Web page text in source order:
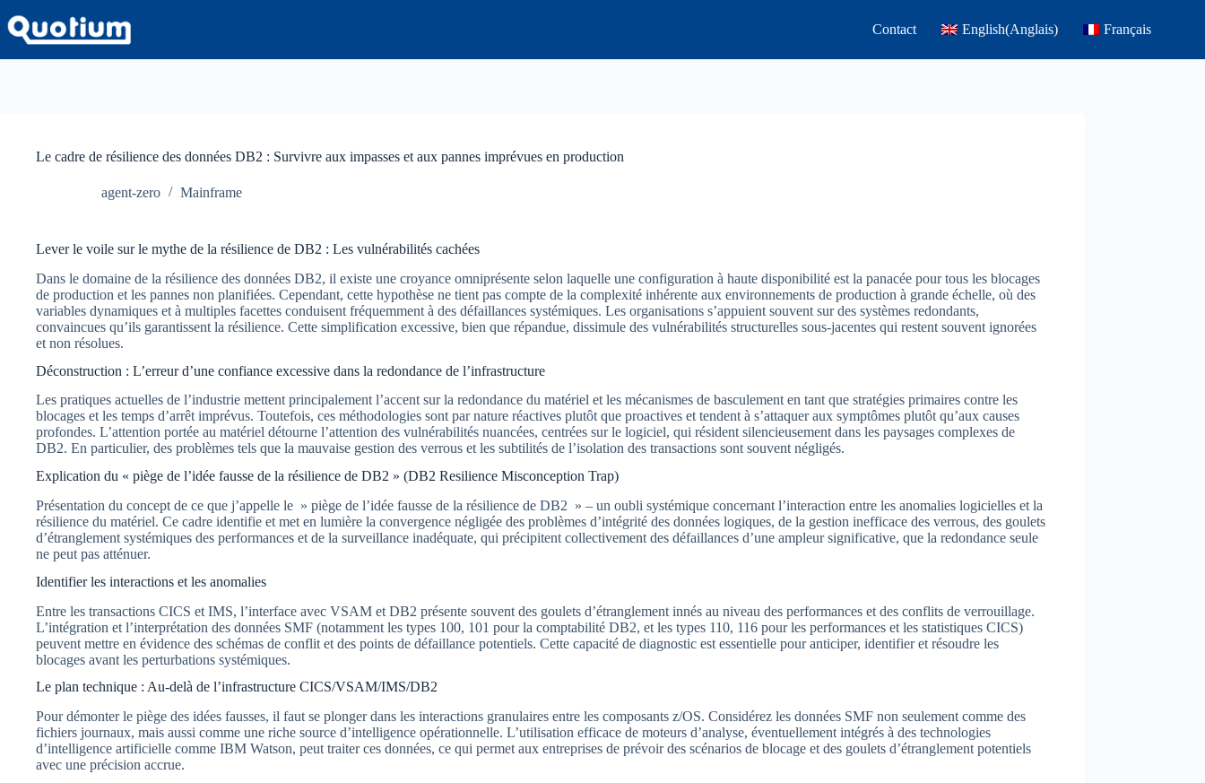
au
contenu
Contact English(Anglais) Français
Le cadre de résilience des données DB2 : Survivre aux impasses et aux pannes imprévues en production
agent-zero Mainframe
Lever le voile sur le mythe de la résilience de DB2 : Les vulnérabilités cachées
Dans le domaine de la résilience des données DB2, il existe une croyance omniprésente selon laquelle une configuration à haute disponibilité est la panacée pour tous les blocages
de production et les pannes non planifiées. Cependant, cette hypothèse ne tient pas compte de la complexité inhérente aux environnements de production à grande échelle, où des
variables dynamiques et à multiples facettes conduisent fréquemment à des défaillances systémiques. Les organisations s’appuient souvent sur des systèmes redondants,
convaincues qu’ils garantissent la résilience. Cette simplification excessive, bien que répandue, dissimule des vulnérabilités structurelles sous-jacentes qui restent souvent ignorées
et non résolues.
Déconstruction : L’erreur d’une confiance excessive dans la redondance de l’infrastructure
Les pratiques actuelles de l’industrie mettent principalement l’accent sur la redondance du matériel et les mécanismes de basculement en tant que stratégies primaires contre les
blocages et les temps d’arrêt imprévus. Toutefois, ces méthodologies sont par nature réactives plutôt que proactives et tendent à s’attaquer aux symptômes plutôt qu’aux causes
profondes. L’attention portée au matériel détourne l’attention des vulnérabilités nuancées, centrées sur le logiciel, qui résident silencieusement dans les paysages complexes de
DB2. En particulier, des problèmes tels que la mauvaise gestion des verrous et les subtilités de l’isolation des transactions sont souvent négligés.
Explication du « piège de l’idée fausse de la résilience de DB2 » (DB2 Resilience Misconception Trap)
Présentation du concept de ce que j’appelle le » piège de l’idée fausse de la résilience de DB2 » – un oubli systémique concernant l’interaction entre les anomalies logicielles et la
résilience du matériel. Ce cadre identifie et met en lumière la convergence négligée des problèmes d’intégrité des données logiques, de la gestion inefficace des verrous, des goulets
d’étranglement systémiques des performances et de la surveillance inadéquate, qui précipitent collectivement des défaillances d’une ampleur significative, que la redondance seule
ne peut pas atténuer.
Identifier les interactions et les anomalies
Entre les transactions CICS et IMS, l’interface avec VSAM et DB2 présente souvent des goulets d’étranglement innés au niveau des performances et des conflits de verrouillage.
L’intégration et l’interprétation des données SMF (notamment les types 100, 101 pour la comptabilité DB2, et les types 110, 116 pour les performances et les statistiques CICS)
peuvent mettre en évidence des schémas de conflit et des points de défaillance potentiels. Cette capacité de diagnostic est essentielle pour anticiper, identifier et résoudre les
blocages avant les perturbations systémiques.
Le plan technique : Au-delà de l’infrastructure CICS/VSAM/IMS/DB2
Pour démonter le piège des idées fausses, il faut se plonger dans les interactions granulaires entre les composants z/OS. Considérez les données SMF non seulement comme des
fichiers journaux, mais aussi comme une riche source d’intelligence opérationnelle. L’utilisation efficace de moteurs d’analyse, éventuellement intégrés à des technologies
d’intelligence artificielle comme IBM Watson, peut traiter ces données, ce qui permet aux entreprises de prévoir des scénarios de blocage et des goulets d’étranglement potentiels
avec une précision accrue.